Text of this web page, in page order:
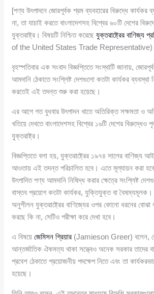
[পণ্য উৎপাদনে জোরপূর্বক শ্রম ব্যবহারের বিরুদ্ধে কার্যকর
না, তা যাচাই করতে বাংলাদেশসহ বিশ্বের ৬০টি দেশের
যুক্তরাষ্ট্র। বিষয়টি নিশ্চিত করেছেযুক্তরাষ্ট্রের বাণিজ্য
of the United States Trade
বৃহস্পতিবার এক সংবাদ বিজ্ঞপ্তিতে সংস্থাটি জানায়,
আমদানি ঠেকাতে সংশ্লিষ্ট দেশগুলো কতটা কার্যকর ব্যবস্থা
করতেই এই তদন্ত শুরু করা হয়েছে।
এর আগে গত বুধবার উৎপাদন খাতে অতিরিক্ত সক্ষমতা ও
খতিয়ে দেখতে বাংলাদেশসহ বিশ্বের ১৬টি দেশের
যুক্তরাষ্ট্র।
বিজ্ঞপ্তিতে বলা হয়, যুক্তরাষ্ট্রের ১৯৭৪ সালের বাণিজ্য
আওতায় এই তদন্ত পরিচালিত হবে। এতে মূল্যায়ন করা
উৎপাদিত পণ্য আমদানি নিষিদ্ধ করার ক্ষেত্রে সংশ্লিষ্ট
বাস্তব প্রয়োগ কতটা কার্যকর, যুক্তিযুক্ত বা বৈষম্যমূলক।
অনুশীলন যুক্তরাষ্ট্রের বাণিজ্যের ওপর কোনো ধরনের বোঝা
করছে কি না, সেটিও পরীক্ষা করে দেখা হবে।
এ বিষয়েজেমিসন গ্রিয়ার (Jamieson Greer) বলেন,
আন্তর্জাতিক ঐকমত্য থাকা সত্ত্বেও অনেক সরকার তাদের
প্রবেশ ঠেকাতে প্রয়োজনীয় পদক্ষেপ নিতে এবং তা
হয়েছে।